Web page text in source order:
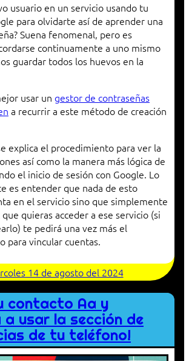
usuario en un servicio usando tu
para olvidarte así de aprender una
Suena fenomenal, pero es
continuamente a uno mismo
guardar todos los huevos en la
usar un gestor de contraseñas
a recurrir a este método de creación
explica el procedimiento para ver la
así como la manera más lógica de
el inicio de sesión con Google. Lo
es entender que nada de esto
en el servicio sino que simplemente
quieras acceder a ese servicio (si
te pedirá una vez más el
para vincular cuentas.
14 de agosto del 2024
contacto Aa y
a usar la sección de
de tu teléfono!